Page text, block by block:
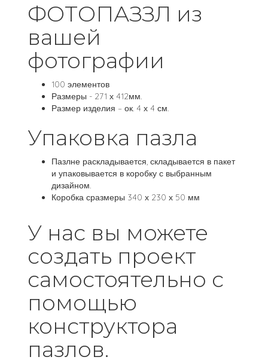
ФОТОПАЗЗЛ из
вашей
фотографии
100 элементов
Размеры - 271 х 412мм.
Размер изделия – ок. 4 х 4 см.
Упаковка пазла
Пазлне раскладывается, складывается в пакет
и упаковывается в коробку с выбранным
дизайном.
Коробка сразмеры 340 х 230 х 50 мм
У нас вы можете
создать проект
самостоятельно с
помощью
конструктора
пазлов.